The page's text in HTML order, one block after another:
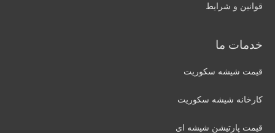
قوانین و شرایط
خدمات ما
قیمت شیشه سکوریت
کارخانه شیشه سکوریت
قیمت پارتیشن شیشه ای